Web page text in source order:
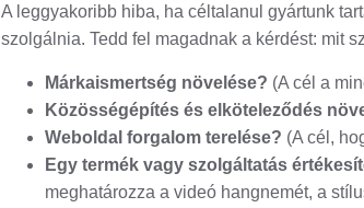
A leggyakoribb hiba, ha céltalanul gyártunk
szolgálnia. Tedd fel magadnak a kérdést: mit
Márkaismertség növelése? (A cél a
Közösségépítés és elköteleződés
Weboldal forgalom terelése? (A cél,
Egy termék vagy szolgáltatás
meghatározza a videó hangnemét, a